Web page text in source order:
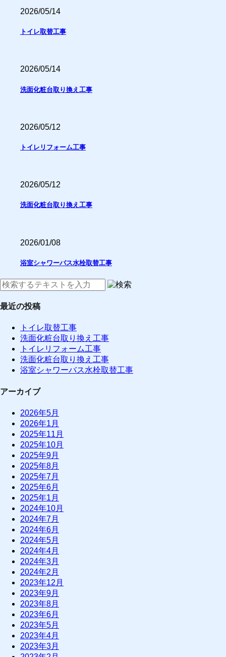
2026/05/14
トイレ取替工事
2026/05/14
洗面化粧台取り換え工事
2026/05/12
トイレリフォーム工事
2026/05/12
洗面化粧台取り換え工事
2026/01/08
浴室シャワーバス水栓取替工事
最近の投稿
トイレ取替工事
洗面化粧台取り換え工事
トイレリフォーム工事
洗面化粧台取り換え工事
浴室シャワーバス水栓取替工事
アーカイブ
2026年5月
2026年1月
2025年11月
2025年10月
2025年9月
2025年8月
2025年7月
2025年6月
2025年1月
2024年10月
2024年7月
2024年6月
2024年5月
2024年4月
2024年3月
2024年2月
2023年12月
2023年9月
2023年8月
2023年6月
2023年5月
2023年4月
2023年3月